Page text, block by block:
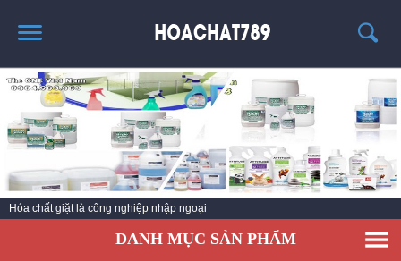
TRANG CHỦ
SẢN PHẨM HÓT
THÔNG TIN VỀ HÓA CHẤT
TIN TỨC
SẢN PHẨM
Hóa chất giặt là công nghiệp nhập ngoại
DANH MỤC SẢN PHẨM